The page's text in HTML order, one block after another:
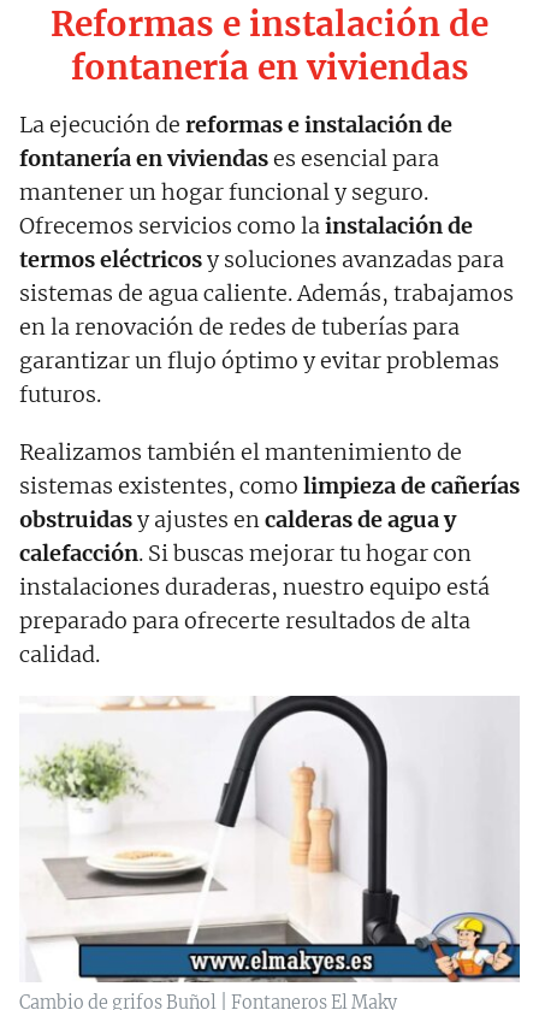
Reformas e instalación de
fontanería en viviendas
La ejecución de reformas e instalación de
fontanería en viviendases esencial para
mantener un hogar funcional y seguro.
Ofrecemos servicios como lainstalación de
termos eléctricosy soluciones avanzadas para
sistemas de agua caliente. Además, trabajamos
en la renovación de redes de tuberías para
garantizar un flujo óptimo y evitar problemas
futuros.
Realizamos también el mantenimiento de
sistemas existentes, como limpieza de cañerías
obstruidasy ajustes encalderas de agua y
calefacción. Si buscas mejorar tu hogar con
instalaciones duraderas, nuestro equipo está
preparado para ofrecerte resultados de alta
calidad.
Cambio de grifos Buñol | Fontaneros El Maky